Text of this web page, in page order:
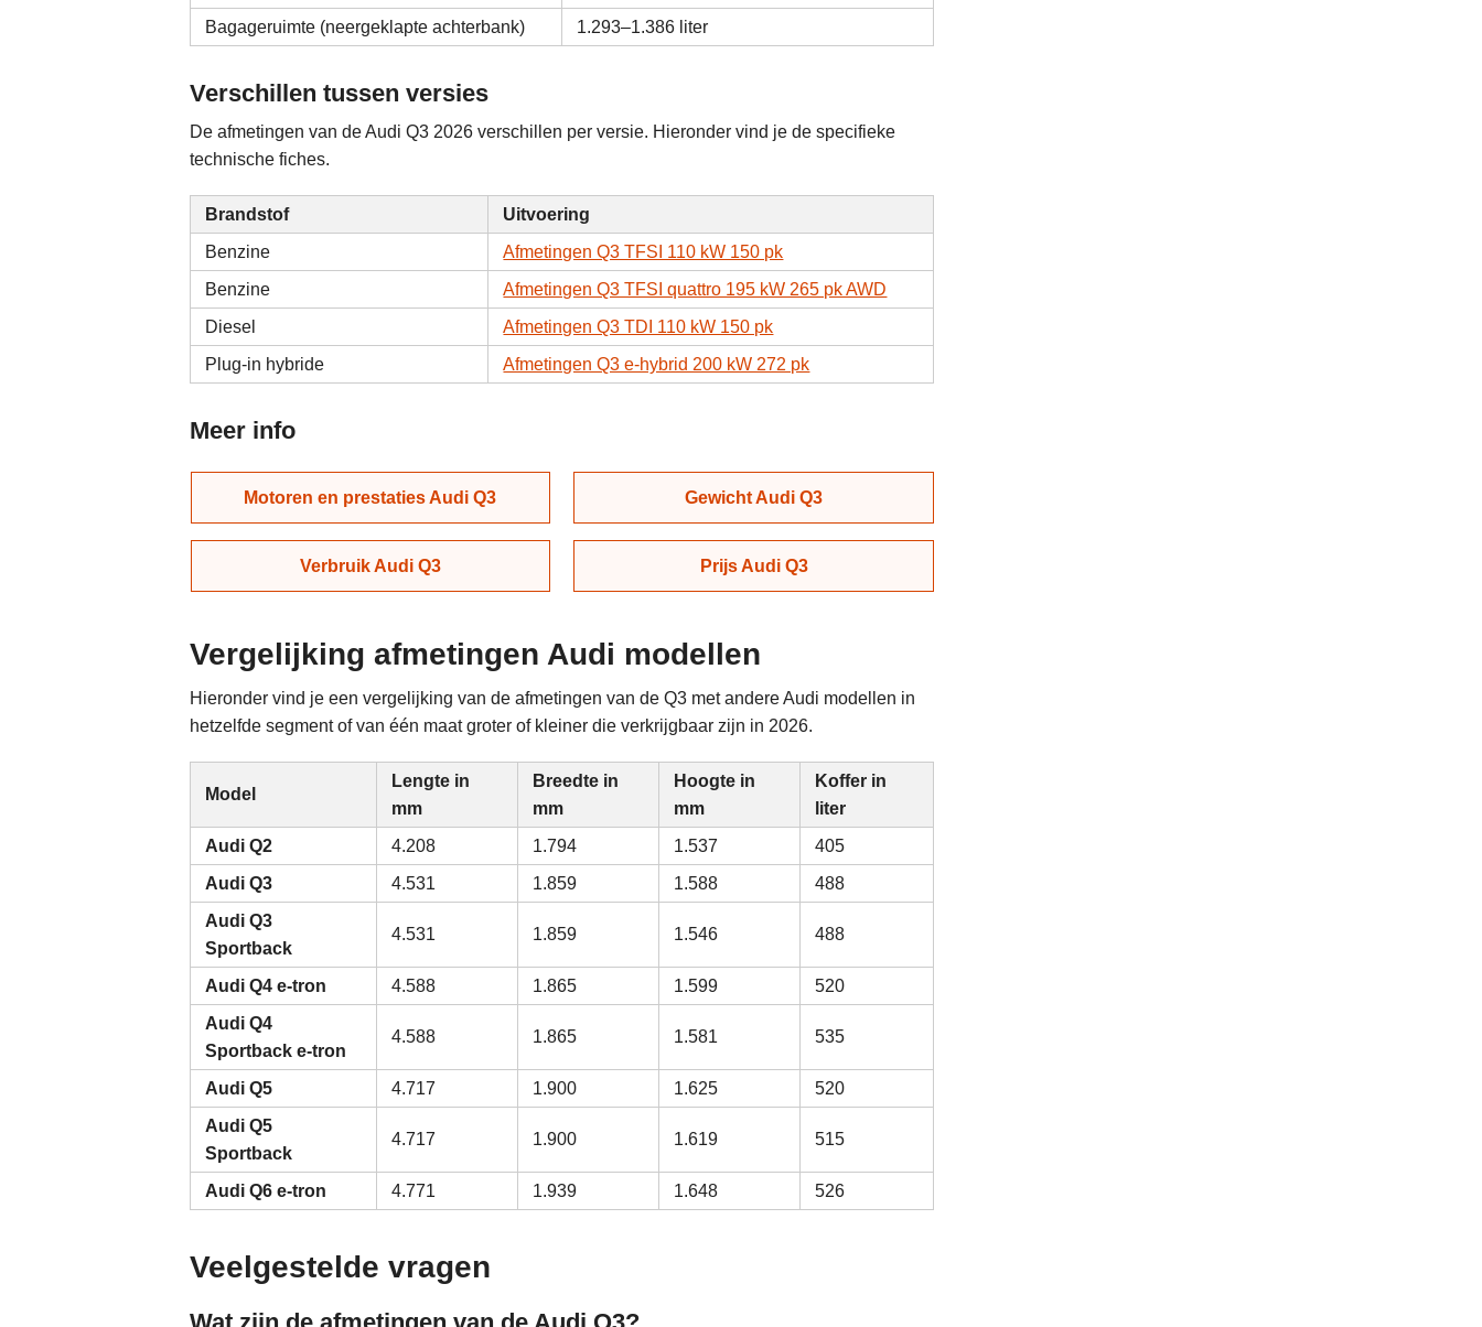
Bagageruimte (neergeklapte achterbank)
1.293–1.386 liter
Verschillen tussen versies
De afmetingen van de Audi Q3 2026 verschillen per versie. Hieronder vind je de specifieke
technische fiches.
Brandstof
Uitvoering
Benzine
Afmetingen Q3 TFSI 110 kW 150 pk
Benzine
Afmetingen Q3 TFSI quattro 195 kW 265 pk AWD
Diesel
Afmetingen Q3 TDI 110 kW 150 pk
Plug-in hybride
Afmetingen Q3 e-hybrid 200 kW 272 pk
Meer info
Motoren en prestaties Audi Q3 Gewicht Audi Q3
Verbruik Audi Q3 Prijs Audi Q3
Vergelijking afmetingen Audi modellen
Hieronder vind je een vergelijking van de afmetingen van de Q3 met andere Audi modellen in
hetzelfde segment of van één maat groter of kleiner die verkrijgbaar zijn in 2026.
Model
Lengte in
mm
Breedte in
mm
Hoogte in
mm
Koffer in
liter
Audi Q2
4.208 1.794 1.537
405
Audi Q3
4.531 1.859 1.588
488
Audi Q3
Sportback
4.531 1.859 1.546 488
Audi Q4 e-tron 4.588 1.865 1.599
520
Audi Q4
Sportback e-tron
4.588 1.865 1.581 535
Audi Q5 4.717 1.900 1.625
520
Audi Q5
Sportback
4.717 1.900 1.619 515
Audi Q6 e-tron 4.771 1.939 1.648 526
Veelgestelde vragen